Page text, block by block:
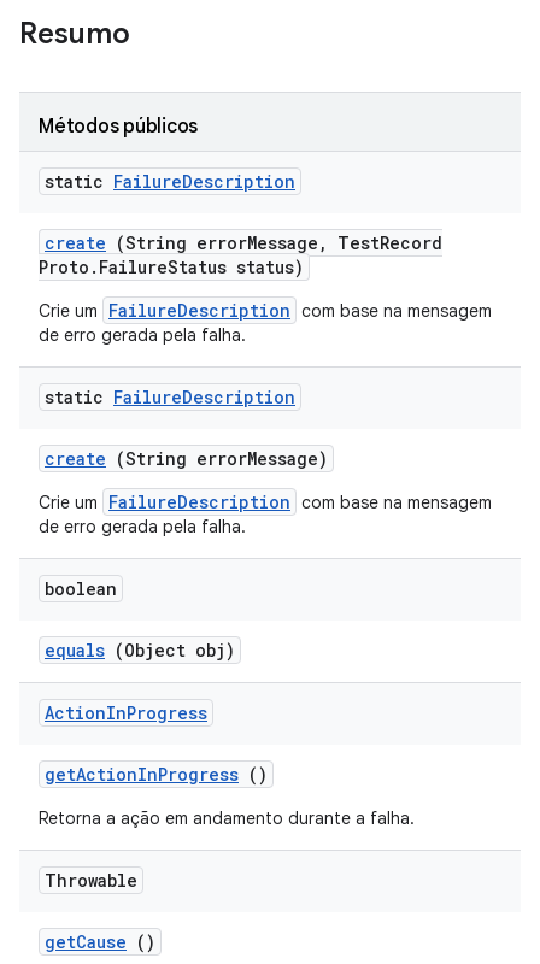
Resumo
Métodos públicos
static FailureDescription
create (String errorMessage , TestRecord
Proto . FailureStatus status)
Crie um FailureDescription com base na mensagem
de erro gerada pela falha.
static FailureDescription
create (String errorMessage)
Crie um FailureDescription com base na mensagem
de erro gerada pela falha.
boolean
equals (Object obj)
ActionInProgress
getActionInProgress ()
Retorna a ação em andamento durante a falha.
Throwable
getCause ()